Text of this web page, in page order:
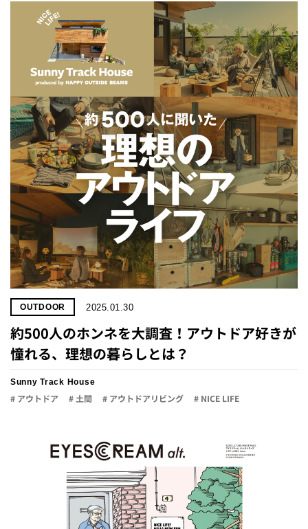
OUTDOOR 2025.01.30
約500人のホンネを大調査！アウトドア好きが
憧れる、理想の暮らしとは？
Sunny Track House
# アウトドア # 土間 # アウトドアリビング # NICE LIFE